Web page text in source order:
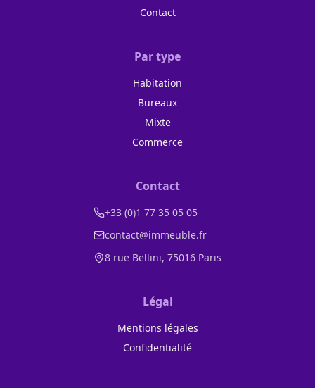
Contact
Par type
Habitation
Bureaux
Mixte
Commerce
Contact
+33 (0)1 77 35 05 05
contact@immeuble.fr
8 rue Bellini, 75016 Paris
Légal
Mentions légales
Confidentialité